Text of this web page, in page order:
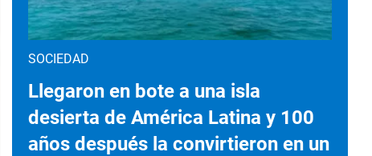
SOCIEDAD
Llegaron en bote a una isla
desierta de América Latina y 100
años después la convirtieron en un